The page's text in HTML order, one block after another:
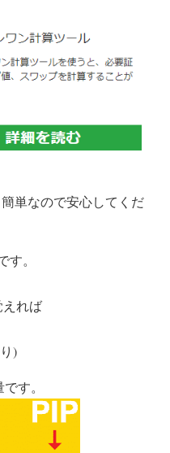
単なので安心してくだ
。
えれば
)
す。